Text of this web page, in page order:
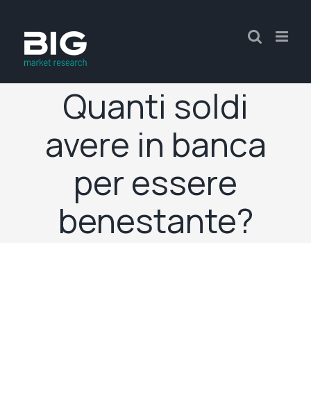
Quanti soldi
avere in banca
per essere
benestante?